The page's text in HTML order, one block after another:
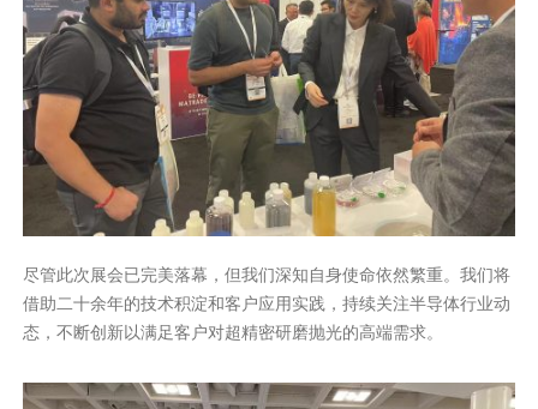
尽管此次展会已完美落幕，但我们深知自身使命依然繁重。我们将
借助二十余年的技术积淀和客户应用实践，持续关注半导体行业动
态，不断创新以满足客户对超精密研磨抛光的高端需求。